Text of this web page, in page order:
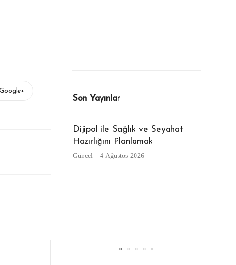
Google+
Son Yayınlar
Dijipol ile Sağlık ve Seyahat
Hazırlığını Planlamak
Güncel 4 Ağustos 2026